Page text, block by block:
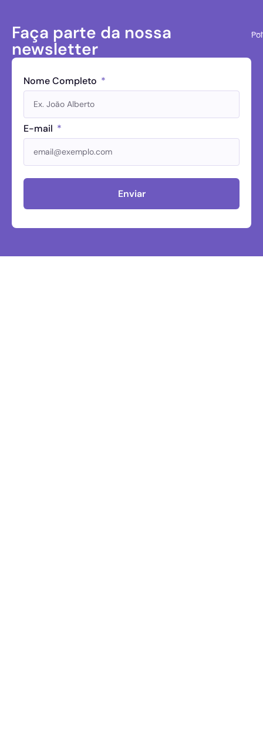
Faça parte da nossa
newsletter
Nome Completo
E-mail
Enviar